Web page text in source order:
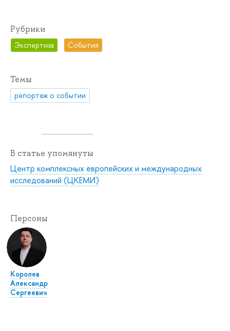
Рубрики
Экспертиза События
Темы
репортаж о событии
В статье упомянуты
Центр комплексных европейских и международных
исследований (ЦКЕМИ)
Персоны
Королев
Александр
Сергеевич